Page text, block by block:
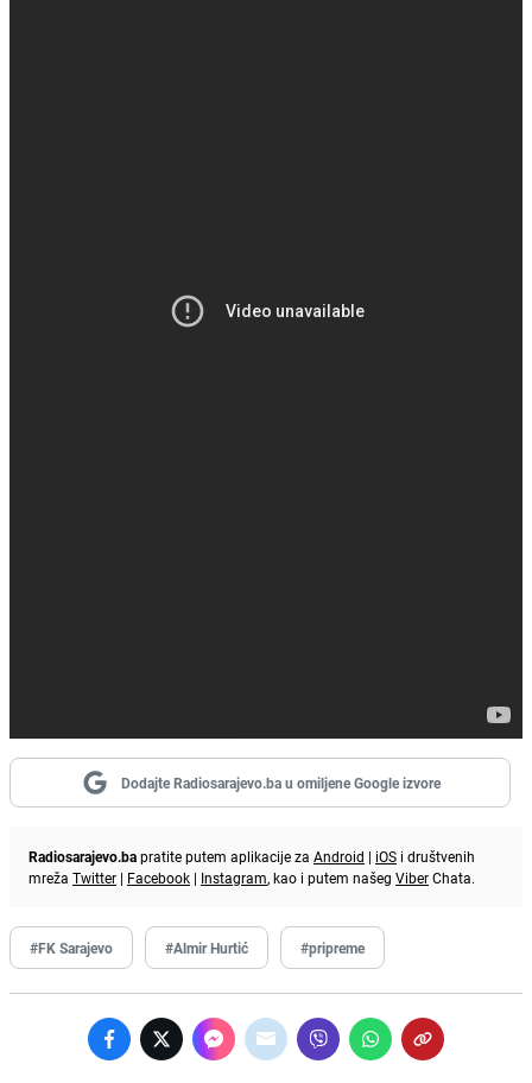
Dodajte Radiosarajevo.ba u omiljene Google izvore
Radiosarajevo.bapratite putem aplikacije za Android | iOS i društvenih
mreža Twitter | Facebook | Instagram, kao i putem našeg ViberChata.
#FK Sarajevo #Almir Hurtić #pripreme